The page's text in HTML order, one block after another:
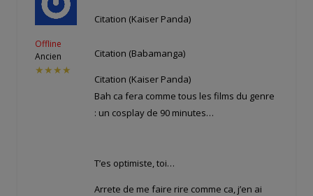
Offline
Ancien
★★★★
Citation (Kaiser Panda)
Citation (Babamanga)
Citation (Kaiser Panda)
Bah ca fera comme tous les films du genre
: un cosplay de 90 minutes…
T’es optimiste, toi…
Arrete de me faire rire comme ca, j’en ai